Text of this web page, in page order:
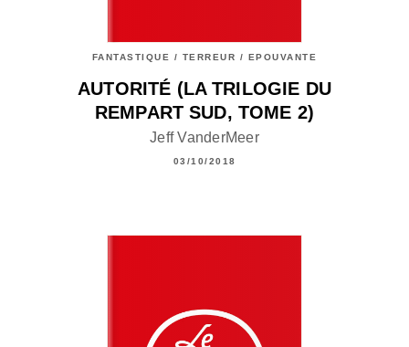
FANTASTIQUE / TERREUR / EPOUVANTE
AUTORITÉ (LA TRILOGIE DU
REMPART SUD, TOME 2)
Jeff VanderMeer
03/10/2018